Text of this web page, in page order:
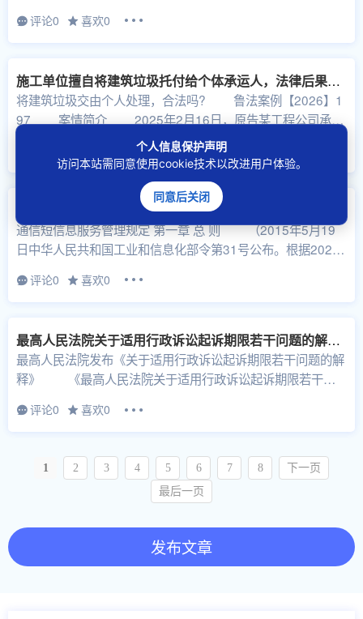
评论0 喜欢0
施工单位擅自将建筑垃圾托付给个体承运人，法律后果究竟有多重？
将建筑垃圾交由个人处理，合法吗? 鲁法案例【2026】1
97 案情简介 2025年2月16日，原告某工程公司承包
通信短信息服务管理规定（自2026年5月1日起施行）
通信短信息服务管理规定 第一章 总 则 （2015年5月19
日中华人民共和国工业和信息化部令第31号公布。根据2026
评论0 喜欢0
最高人民法院关于适用行政诉讼起诉期限若干问题的解释（法释〔2026〕3号）及典型案例
最高人民法院发布《关于适用行政诉讼起诉期限若干问题的解
释》 《最高人民法院关于适用行政诉讼起诉期限若干问
评论0 喜欢0
1 2 3 4 5 6 7 8
下一页
最后一页
发布文章
个人信息保护声明
访问本站需同意使用cookie技术以改进用户体验。
同意后关闭